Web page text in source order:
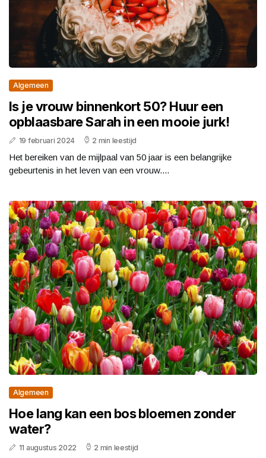
Algemeen
Is je vrouw binnenkort 50? Huur een
opblaasbare Sarah in een mooie jurk!
19 februari 2024 2 min leestijd
Het bereiken van de mijlpaal van 50 jaar is een belangrijke
gebeurtenis in het leven van een vrouw....
Algemeen
Hoe lang kan een bos bloemen zonder
water?
11 augustus 2022 2 min leestijd